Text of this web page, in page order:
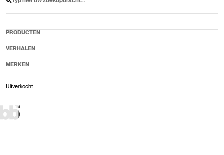
PRODUCTEN
VERHALEN
MERKEN
Uitverkocht
Verkoopprijs
Normale prijs